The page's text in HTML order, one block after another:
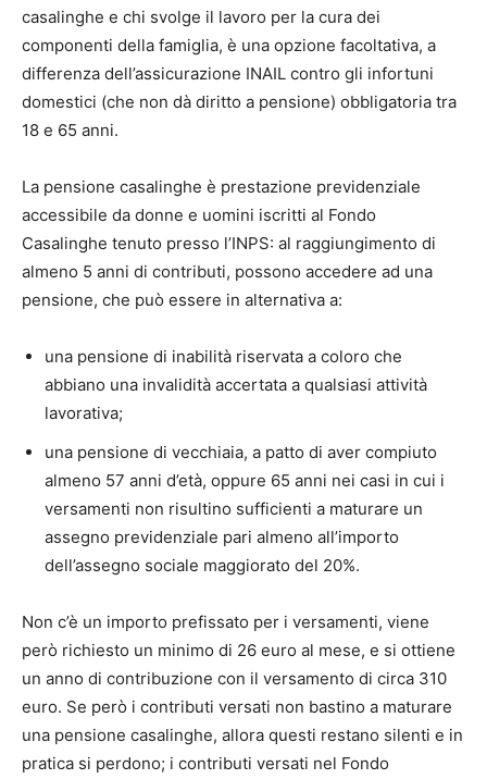
casalinghe e chi svolge il lavoro per la cura dei
componenti della famiglia, è una opzione facoltativa, a
differenza dell’assicurazione INAIL contro gli infortuni
domestici (che non dà diritto a pensione) obbligatoria tra
18 e 65 anni.
La pensione casalinghe è prestazione previdenziale
accessibile da donne e uomini iscritti al Fondo
Casalinghe tenuto presso l’INPS: al raggiungimento di
almeno 5 anni di contributi, possono accedere ad una
pensione, che può essere in alternativa a:
una pensione di inabilità riservata a coloro che
abbiano una invalidità accertata a qualsiasi attività
lavorativa;
una pensione di vecchiaia, a patto di aver compiuto
almeno 57 anni d’età, oppure 65 anni nei casi in cui i
versamenti non risultino sufficienti a maturare un
assegno previdenziale pari almeno all’importo
dell’assegno sociale maggiorato del 20%.
Non c’è un importo prefissato per i versamenti, viene
però richiesto un minimo di 26 euro al mese, e si ottiene
un anno di contribuzione con il versamento di circa 310
euro. Se però i contributi versati non bastino a maturare
una pensione casalinghe, allora questi restano silenti e in
pratica si perdono; i contributi versati nel Fondo